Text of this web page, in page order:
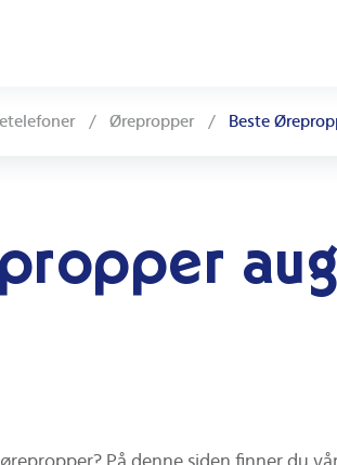
/ Ørepropper / Beste